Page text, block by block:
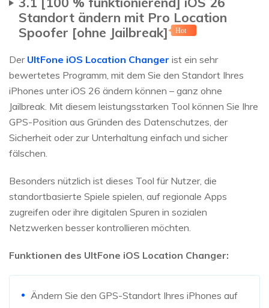
Standort ändern mit Pro Location
Spoofer [ohne Jailbreak]
Hot
Der UltFone iOS Location Changer ist ein sehr
bewertetes Programm, mit dem Sie den Standort Ihres
iPhones unter iOS 26 ändern können – ganz ohne
Jailbreak. Mit diesem leistungsstarken Tool können Sie Ihre
GPS-Position aus Gründen des Datenschutzes, der
Sicherheit oder zur Unterhaltung einfach und sicher
fälschen.
Besonders nützlich ist dieses Tool für Nutzer, die
standortbasierte Spiele spielen, auf regionale Apps
zugreifen oder ihre digitalen Spuren in sozialen
Netzwerken besser kontrollieren möchten.
Funktionen des UltFone iOS Location Changer:
Ändern Sie den GPS-Standort Ihres iPhones auf